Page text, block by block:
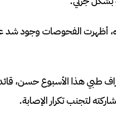
الدقيقة 57 وهو يمسك بفخذه، أظهرت
طبي هذا الأسبوع حسن، قائد
لتجنب تكرار الإصابة.